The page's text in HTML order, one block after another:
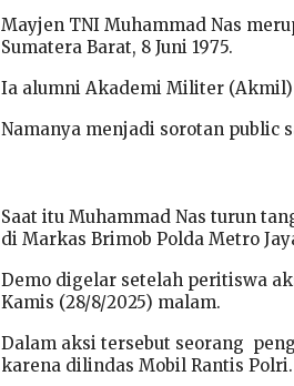
Mayjen TNI Muhammad Nas
Sumatera Barat, 8 Juni 1975.
Ia alumni Akademi Militer (Akmil)
Namanya menjadi sorotan public
Saat itu Muhammad Nas turun
di Markas Brimob Polda Metro
Demo digelar setelah peritiswa
Kamis (28/8/2025) malam.
Dalam aksi tersebut seorang
karena dilindas Mobil Rantis Polri.